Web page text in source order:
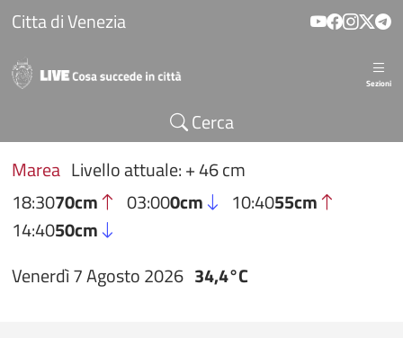
Salta al contenuto principale
Citta di Venezia
Sezioni
Cerca
Marea Livello attuale: + 46 cm
18:3070cm 03:000cm 10:4055cm
14:4050cm
Venerdì 7 Agosto 2026 34,4°C